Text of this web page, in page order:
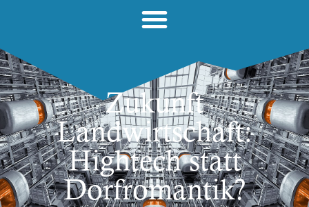
Zukunft
Landwirtschaft:
Hightech statt
Dorfromantik?